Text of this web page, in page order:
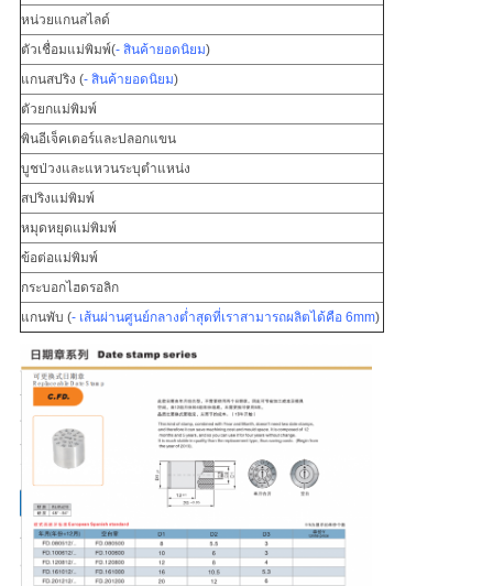
หน่วยแกนสไลด์
ตัวเชื่อมแม่พิมพ์(- สินค้ายอดนิยม)
แกนสปริง (- สินค้ายอดนิยม)
ตัวยกแม่พิมพ์
พินอีเจ็คเตอร์และปลอกแขน
บูชป่วงและแหวนระบุตำแหน่ง
สปริงแม่พิมพ์
หมุดหยุดแม่พิมพ์
ข้อต่อแม่พิมพ์
กระบอกไฮดรอลิก
แกนพับ (- เส้นผ่านศูนย์กลางต่ำสุดที่เราสามารถผลิตได้คือ 6mm)